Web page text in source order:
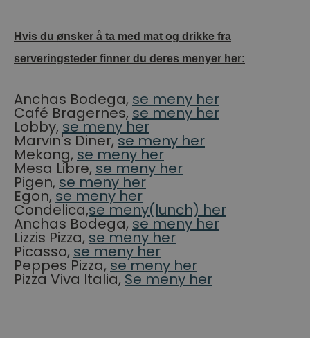
Hvis du ønsker å ta med mat og drikke fra
serveringsteder finner du deres menyer her:
Anchas Bodega, se meny her
Café Bragernes, se meny her
Lobby, se meny her
Marvin's Diner,se meny her
Mekong, se meny her
Mesa Libre, se meny her
Pigen, se meny her
Egon, se meny her
Condelica,se meny(lunch) her
Anchas Bodega, se meny her
Lizzis Pizza, se meny her
Picasso, se meny her
Peppes Pizza, se meny her
Pizza Viva Italia, Se meny her